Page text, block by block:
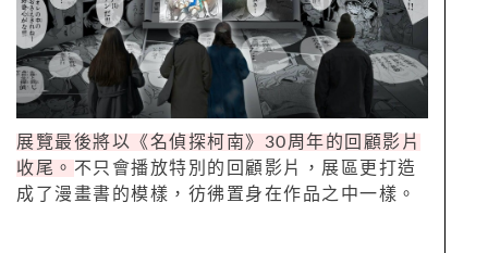
展覽最後將以《名偵探柯南》30周年的回顧影片
收尾。 不只會播放特別的回顧影片，展區更打造
成了漫畫書的模樣，彷彿置身在作品之中一樣。